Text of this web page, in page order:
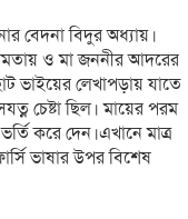
বেদনা বিদুর অধ্যায়।
ও মা জননীর আদরের
ভাইয়ের লেখাপড়ায় যাতে
চেষ্টা ছিল। মায়ের পরম
করে দেন।এখানে মাত্র
ভাষার উপর বিশেষ